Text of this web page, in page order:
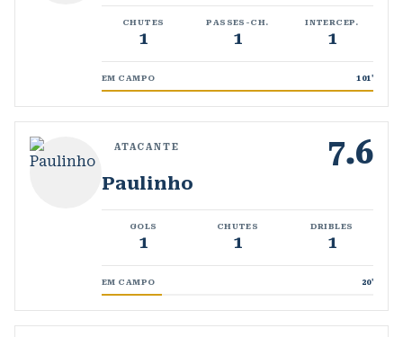
CHUTES
1
PASSES-CH.
1
INTERCEP.
1
EM CAMPO 101'
ATACANTE 7.6
Paulinho
GOLS
1
CHUTES
1
DRIBLES
1
EM CAMPO 20'